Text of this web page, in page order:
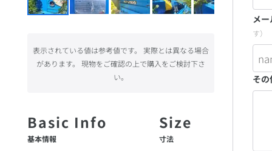
基本情報 寸法
表示されている値は参考値です。 実際とは異なる場合
があります。 現物をご確認の上で購入をご検討下さ
い。
メ
す）
そ